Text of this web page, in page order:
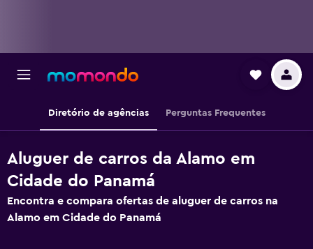
Diretório de agências Perguntas Frequentes
Aluguer de carros da Alamo em
Cidade do Panamá
Encontra e compara ofertas de aluguer de carros na
Alamo em Cidade do Panamá